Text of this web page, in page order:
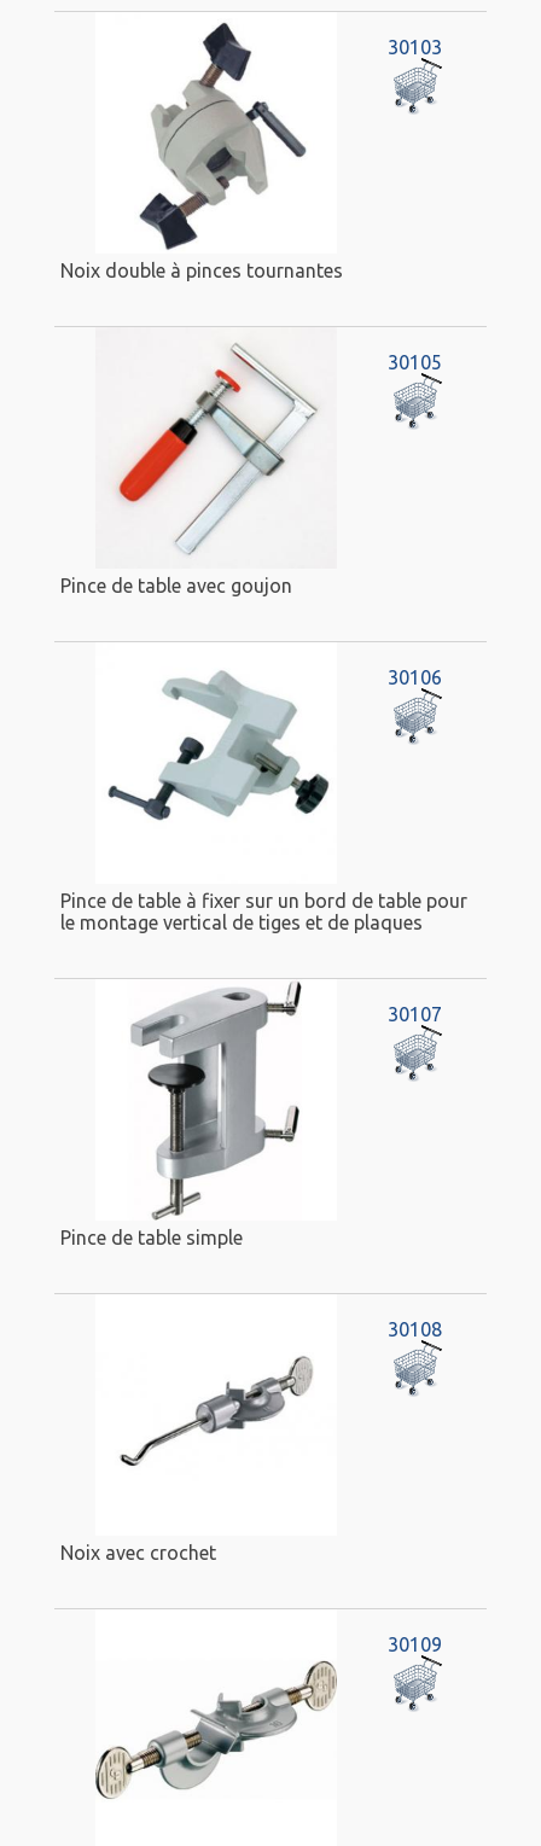
30103
Noix double à pinces tournantes
30105
Pince de table avec goujon
30106
Pince de table à fixer sur un bord de table pour
le montage vertical de tiges et de plaques
30107
Pince de table simple
30108
Noix avec crochet
30109